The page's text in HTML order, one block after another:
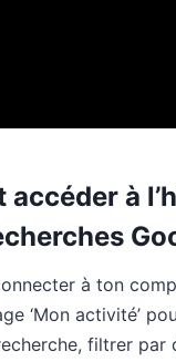
accéder à
à ton
‘Mon activité’
filtrer par